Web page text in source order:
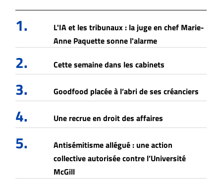
1.
L'IA et les tribunaux : la juge en chef Marie-
Anne Paquette sonne l'alarme
2. Cette semaine dans les cabinets
3. Goodfood placée à l’abri de ses créanciers
4. Une recrue en droit des affaires
5.
Antisémitisme allégué : une action
collective autorisée contre l’Université
McGill